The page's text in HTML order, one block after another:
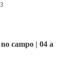
campo | 04 a